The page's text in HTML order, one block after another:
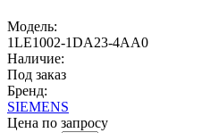
Модель:
1LE1002-1DA23-4AA0
Наличие:
Под заказ
Бренд:
SIEMENS
Цена по запросу